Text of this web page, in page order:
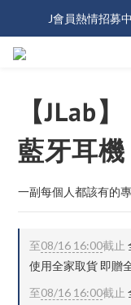
J會員熱情招募
J會員熱情招募
【JLab
藍牙耳機
一副每個人都該有的
至08/16 16:00截止
使用全家取貨 即贈
至08/16 16:00截止